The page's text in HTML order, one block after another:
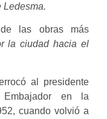
Ledesma.
las obras más
la ciudad hacia el
al presidente
en la
cuando volvió a